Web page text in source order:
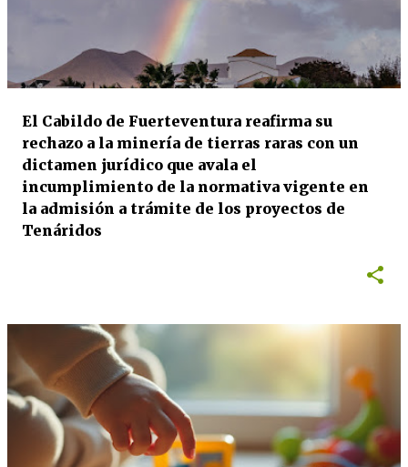
El Cabildo de Fuerteventura reafirma su
rechazo a la minería de tierras raras con un
dictamen jurídico que avala el
incumplimiento de la normativa vigente en
la admisión a trámite de los proyectos de
Tenáridos